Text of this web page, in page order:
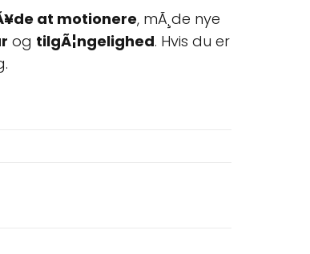
at motionere, mÃ¸de nye
og tilgÃ¦ngelighed. Hvis du er